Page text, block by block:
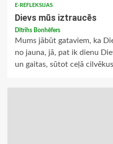
E-REFLEKSIJAS
Dievs mūs iztraucēs
Dītrihs Bonhēfers
Mums jābūt gataviem, ka
no jauna, jā, pat ik dienu
un gaitas, sūtot ceļā